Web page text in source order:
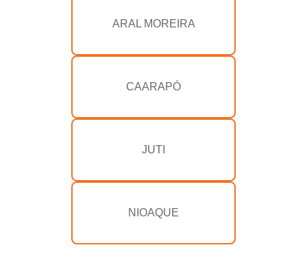
ARAL MOREIRA
CAARAPÓ
JUTI
NIOAQUE